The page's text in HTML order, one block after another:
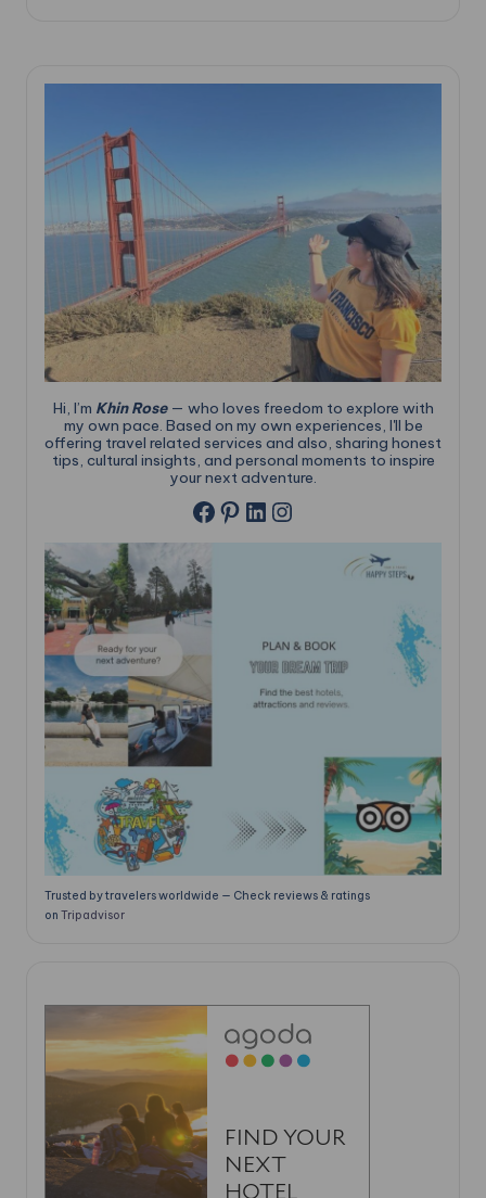
Hi, I’m Khin Rose— who loves freedom to explore with
my own pace. Based on my own experiences, I'll be
offering travel related services and also, sharing honest
tips, cultural insights, and personal moments to inspire
your next adventure.
Facebook
Pinterest
LinkedIn
Instagram
Trusted by travelers worldwide — Check reviews & ratings
on Tripadvisor